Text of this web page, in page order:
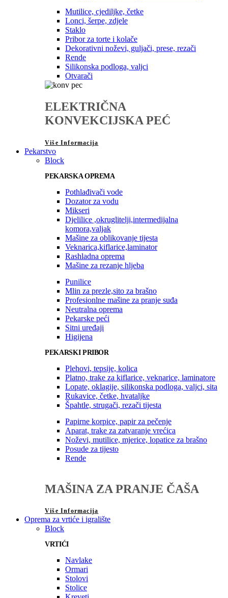
Mutilice, cjediljke, četke
Lonci, šerpe, zdjele
Staklo
Pribor za torte i kolače
Dekorativni noževi, guljači, prese, rezači
Rende
Silikonska podloga, valjci
Otvarači
ELEKTRIČNA
KONVEKCIJSKA PEĆ
Više Informacija
Pekarstvo
Block
PEKARSKA OPREMA
Pothlađivači vode
Dozator za vodu
Mikseri
Djelilice ,okruglitelji,intermedijalna
komora,valjak
Mašine za oblikovanje tijesta
Veknarica,kiflarice,laminator
Rashladna oprema
Mašine za rezanje hljeba
Punilice
Mlin za prezle,sito za brašno
Profesionlne mašine za pranje suđa
Neutralna oprema
Pekarske peći
Sitni uređaji
Higijena
PEKARSKI PRIBOR
Plehovi, tepsije, kolica
Platno, trake za kiflarice, veknarice, laminatore
Lopate, oklagije, silikonska podloga, valjci, sita
Rukavice, četke, hvataljke
Špahtle, strugači, rezači tijesta
Papirne korpice, papir za pečenje
Aparat, trake za zatvaranje vrećica
Noževi, mutilice, mjerice, lopatice za brašno
Posude za tijesto
Rende
MAŠINA ZA PRANJE ČAŠA
Više Informacija
Oprema za vrtiće i igralište
Block
VRTIĆI
Navlake
Ormari
Stolovi
Stolice